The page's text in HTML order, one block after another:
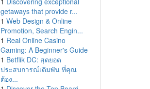
getaways that provide r...
1 Web Design & Online
Promotion, Search Engin...
1 Real Online Casino
Gaming: A Beginner's Guide
1 Betflik DC: สุดยอด
ประสบการณ์เดิมพัน ที่คุณ
ต้อง...